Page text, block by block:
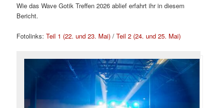
Wie das Wave Gotik Treffen 2026 ablief erfahrt ihr in diesem
Bericht.
Fotolinks:Teil 1 (22. und 23. Mai) /Teil 2 (24. und 25. Mai)